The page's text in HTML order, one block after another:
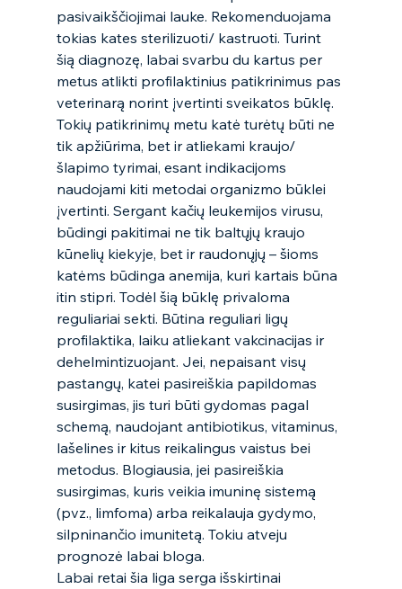
pasivaikščiojimai lauke. Rekomenduojama
tokias kates sterilizuoti/ kastruoti. Turint
šią diagnozę, labai svarbu du kartus per
metus atlikti profilaktinius patikrinimus pas
veterinarą norint įvertinti sveikatos būklę.
Tokių patikrinimų metu katė turėtų būti ne
tik apžiūrima, bet ir atliekami kraujo/
šlapimo tyrimai, esant indikacijoms
naudojami kiti metodai organizmo būklei
įvertinti. Sergant kačių leukemijos virusu,
būdingi pakitimai ne tik baltųjų kraujo
kūnelių kiekyje, bet ir raudonųjų – šioms
katėms būdinga anemija, kuri kartais būna
itin stipri. Todėl šią būklę privaloma
reguliariai sekti. Būtina reguliari ligų
profilaktika, laiku atliekant vakcinacijas ir
dehelmintizuojant. Jei, nepaisant visų
pastangų, katei pasireiškia papildomas
susirgimas, jis turi būti gydomas pagal
schemą, naudojant antibiotikus, vitaminus,
lašelines ir kitus reikalingus vaistus bei
metodus. Blogiausia, jei pasireiškia
susirgimas, kuris veikia imuninę sistemą
(pvz., limfoma) arba reikalauja gydymo,
silpninančio imunitetą. Tokiu atveju
prognozė labai bloga.
Labai retai šia liga serga išskirtinai